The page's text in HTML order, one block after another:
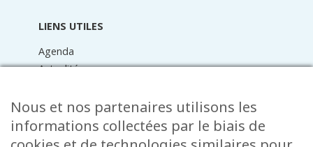
LIENS UTILES
Agenda
Actualités
Raider online
Formulaires
Faq
Nous et nos partenaires utilisons les
informations collectées par le biais de